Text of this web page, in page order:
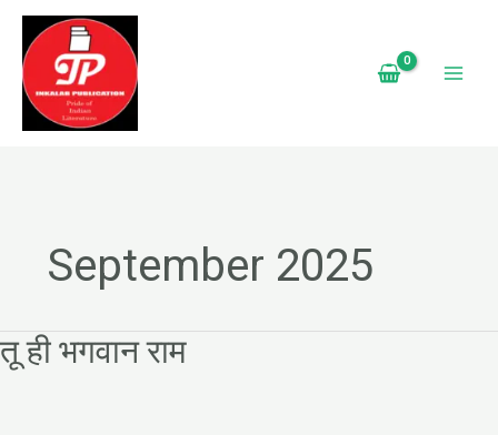
Skip
content
September 2025
तू ही भगवान राम
तू
ही